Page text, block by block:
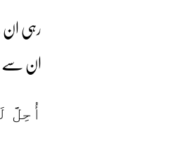
رہی ان
ان سے
أُحِلَّ